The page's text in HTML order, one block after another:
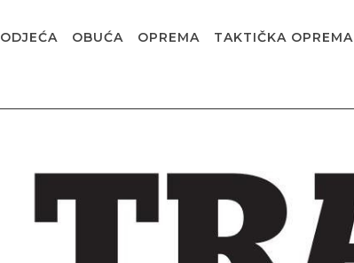
ODJEĆA OBUĆA OPREMA TAKTIČKA OPREMA